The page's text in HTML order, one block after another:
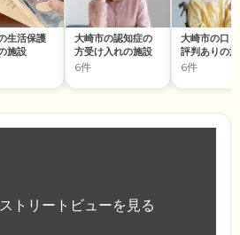
生活保護
施設
大崎市の認知症の
方受け入れの施設
6件
大崎市の口
評判ありの
6件